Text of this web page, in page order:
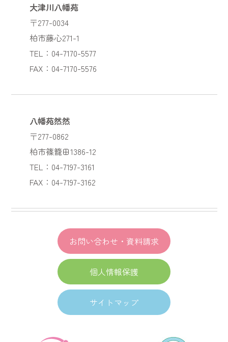
大津川八幡苑
〒277-0034
柏市藤心271-1
TEL：04-7170-5577
FAX：04-7170-5576
八幡苑然然
〒277-0862
柏市篠籠田1386-12
TEL：04-7197-3161
FAX：04-7197-3162
お問い合わせ・資料請求
個人情報保護
サイトマップ